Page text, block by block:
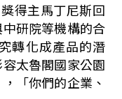
得主馬丁尼斯回
研院等機構的合
轉化成產品的潛
太魯閣國家公園
「你們的企業、